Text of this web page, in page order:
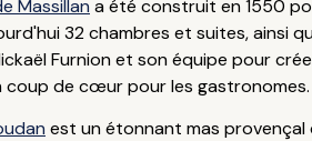
Massillan a été construit en 1550
32 chambres et suites, ainsi
Furnion et son équipe pour
coup de cœur pour les gastronomes.
est un étonnant mas